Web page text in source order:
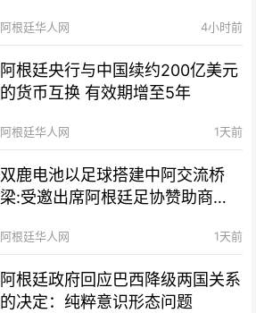
阿根廷华人网 4小时前
阿根廷央行与中国续约200亿美元
的货币互换 有效期增至5年
阿根廷华人网 1天前
双鹿电池以足球搭建中阿交流桥
梁:受邀出席阿根廷足协赞助商招
阿根廷华人网 1天前
阿根廷政府回应巴西降级两国关系
的决定：纯粹意识形态问题